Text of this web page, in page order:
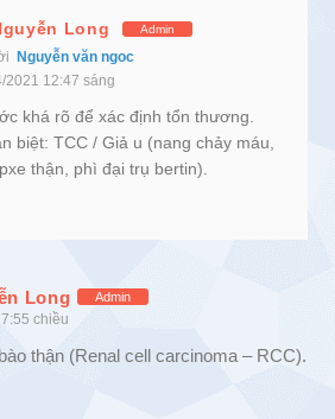
Long Admin
Nguyễn văn ngoc
2021 12:47 sáng
khá rõ để xác định tổn thương.
biệt: TCC / Giả u (nang chảy máu,
thận, phì đại trụ bertin).
Long Admin
chiều
thận (Renal cell carcinoma – RCC).